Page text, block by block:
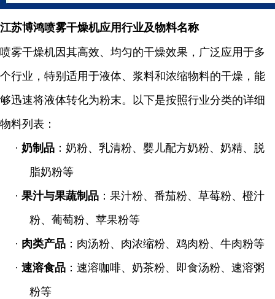
江苏博鸿喷雾干燥机应用行业及物料名称
喷雾干燥机因其高效、均匀的干燥效果，广泛应用于多
个行业，特别适用于液体、浆料和浓缩物料的干燥，能
够迅速将液体转化为粉末。以下是按照行业分类的详细
物料列表：
· 奶制品 ：奶粉、乳清粉、婴儿配方奶粉、奶精、脱
脂奶粉等
· 果汁与果蔬制品 ：果汁粉、番茄粉、草莓粉、橙汁
粉、葡萄粉、苹果粉等
· 肉类产品 ：肉汤粉、肉浓缩粉、鸡肉粉、牛肉粉等
· 速溶食品 ：速溶咖啡、奶茶粉、即食汤粉、速溶粥
粉等